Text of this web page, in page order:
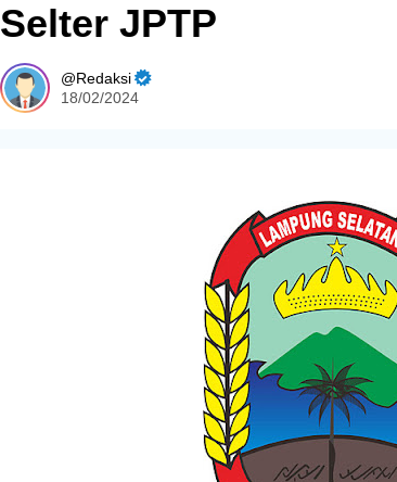
Selter JPTP
Redaksi
18/02/2024